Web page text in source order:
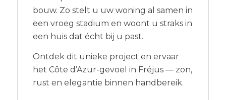
bouw. Zo stelt u uw woning al samen in
een vroeg stadium en woont u straks in
een huis dat écht bij u past.
Ontdek dit unieke project en ervaar
het Côte d’Azur-gevoel in Fréjus — zon,
rust en elegantie binnen handbereik.